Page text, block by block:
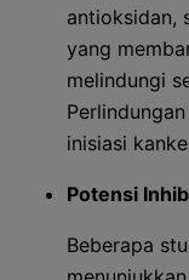
antioksidan,
yang
melindungi
inisiasi
Potensi
Beberapa